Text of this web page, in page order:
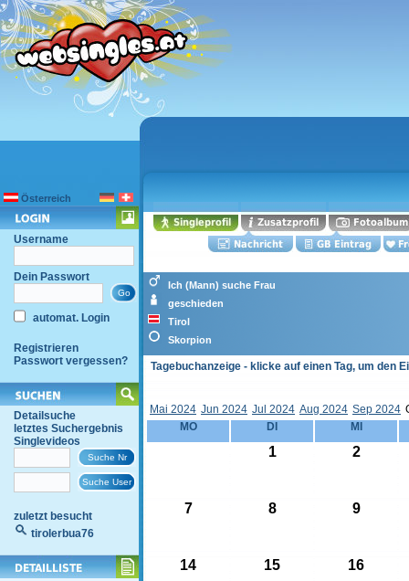
Österreich
Username
Dein Passwort
automat. Login
Registrieren
Passwort vergessen?
Detailsuche
letztes Suchergebnis
Singlevideos
zuletzt besucht
tirolerbua76
Ich (Mann) suche Frau
geschieden
Tirol
Skorpion
Tagebuchanzeige - klicke auf einen Tag, um den
Mai 2024 Jun 2024 Jul 2024 Aug 2024 Sep 2024
MO
DI MI
1 2
7 8 9
14 15 16